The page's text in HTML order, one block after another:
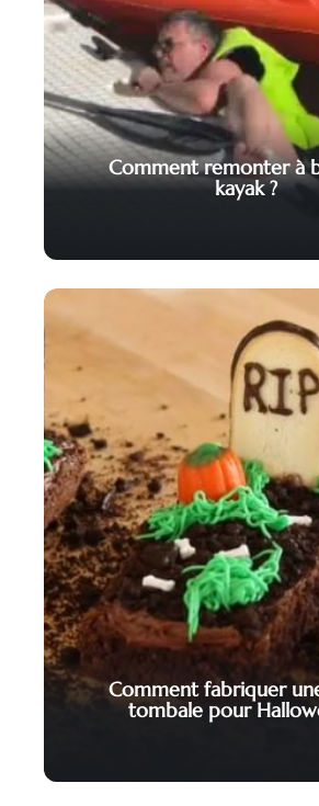
Comment remonter à
kayak ?
Comment fabriquer
tombale pour